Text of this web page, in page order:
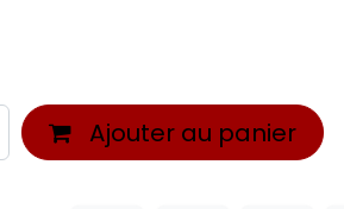
Ajouter au panier